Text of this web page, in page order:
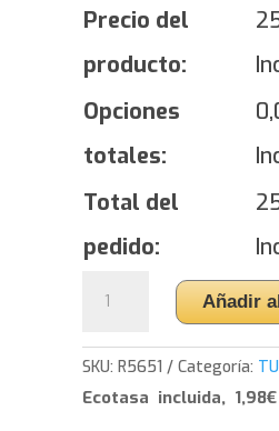
Precio del
producto:
Opciones
totales:
Total del
pedido:
BluEarth
V905
Añadir
SKU: R5651 Categoría:
Ecotasa incluida, 1,98€